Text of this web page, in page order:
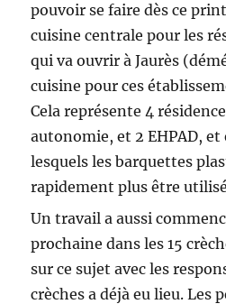
pouvoir se faire dès ce
cuisine centrale pour les
qui va ouvrir à Jaurès
cuisine pour ces
Cela représente 4
autonomie, et 2 EHPAD,
lesquels les barquettes
rapidement plus être
Un travail a aussi
prochaine dans les 15
sur ce sujet avec les
crèches a déjà eu lieu.